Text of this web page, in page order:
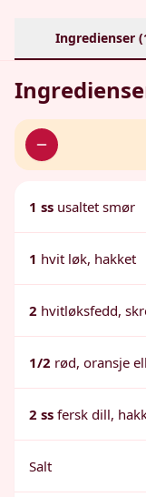
Ingredienser (
1 ss usaltet smør
1 hvit løk, hakket
2 hvitløksfedd,
1/2 rød, oransje
2 ss fersk dill,
Salt